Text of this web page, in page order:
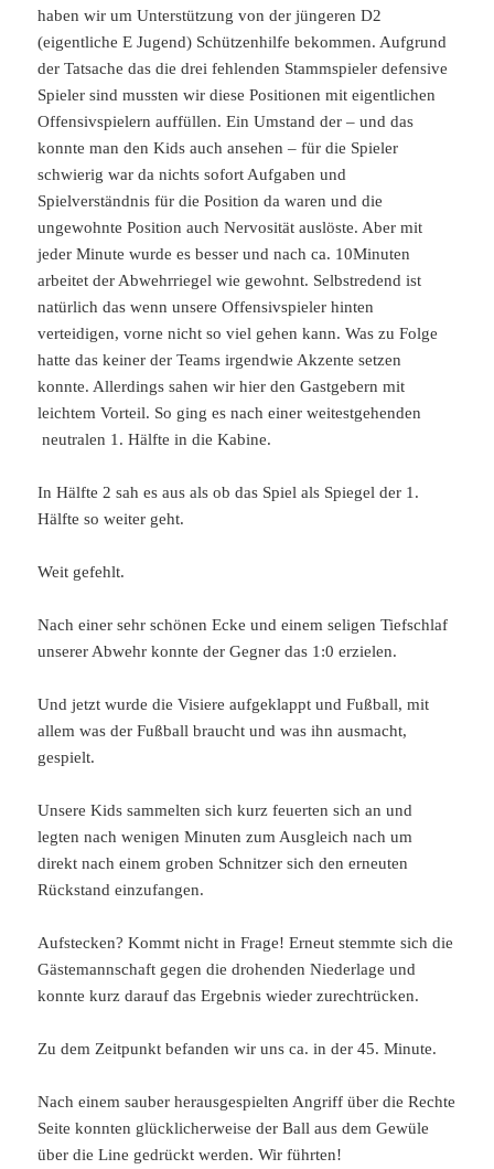
haben wir um Unterstützung von der jüngeren D2
(eigentliche E Jugend) Schützenhilfe bekommen. Aufgrund
der Tatsache das die drei fehlenden Stammspieler defensive
Spieler sind mussten wir diese Positionen mit eigentlichen
Offensivspielern auffüllen. Ein Umstand der – und das
konnte man den Kids auch ansehen – für die Spieler
schwierig war da nichts sofort Aufgaben und
Spielverständnis für die Position da waren und die
ungewohnte Position auch Nervosität auslöste. Aber mit
jeder Minute wurde es besser und nach ca. 10Minuten
arbeitet der Abwehrriegel wie gewohnt. Selbstredend ist
natürlich das wenn unsere Offensivspieler hinten
verteidigen, vorne nicht so viel gehen kann. Was zu Folge
hatte das keiner der Teams irgendwie Akzente setzen
konnte. Allerdings sahen wir hier den Gastgebern mit
leichtem Vorteil. So ging es nach einer weitestgehenden
neutralen 1. Hälfte in die Kabine.
In Hälfte 2 sah es aus als ob das Spiel als Spiegel der 1.
Hälfte so weiter geht.
Weit gefehlt.
Nach einer sehr schönen Ecke und einem seligen Tiefschlaf
unserer Abwehr konnte der Gegner das 1:0 erzielen.
Und jetzt wurde die Visiere aufgeklappt und Fußball, mit
allem was der Fußball braucht und was ihn ausmacht,
gespielt.
Unsere Kids sammelten sich kurz feuerten sich an und
legten nach wenigen Minuten zum Ausgleich nach um
direkt nach einem groben Schnitzer sich den erneuten
Rückstand einzufangen.
Aufstecken? Kommt nicht in Frage! Erneut stemmte sich die
Gästemannschaft gegen die drohenden Niederlage und
konnte kurz darauf das Ergebnis wieder zurechtrücken.
Zu dem Zeitpunkt befanden wir uns ca. in der 45. Minute.
Nach einem sauber herausgespielten Angriff über die Rechte
Seite konnten glücklicherweise der Ball aus dem Gewüle
über die Line gedrückt werden. Wir führten!